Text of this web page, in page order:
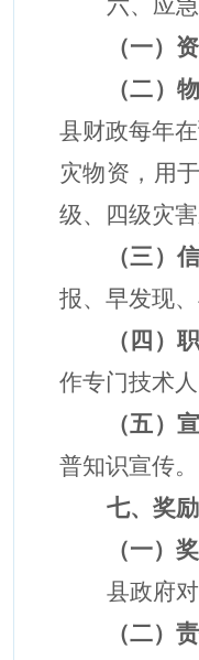
六、应
（一）
（二）
县财政每年
灾物资，用
级、四级灾
（三）
报、早发现
（ 四 ）
作专门技术人
（五）
普知识宣传。
七、奖
（一）
县政府
（二）